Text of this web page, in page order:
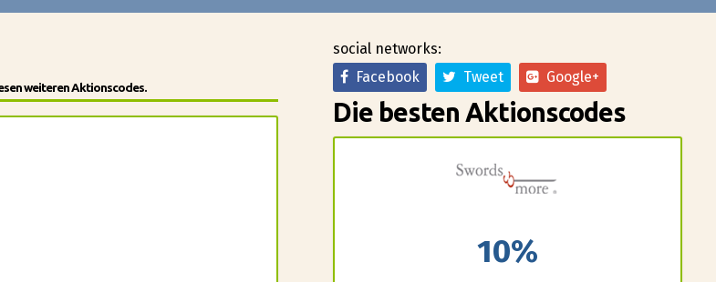
weiteren Aktionscodes.
social networks:
Facebook
Tweet Google+
Die besten Aktionscodes
10%